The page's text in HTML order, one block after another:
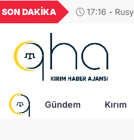
SON DAKİKA
17:04 -
1,1852
GEL
18,1933
Gündem Kırım